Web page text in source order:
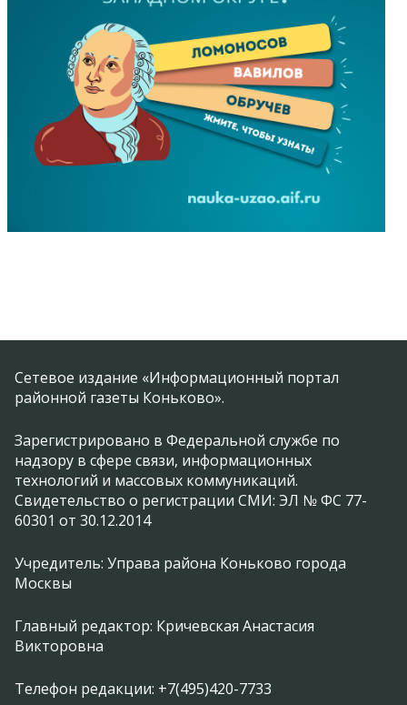
Сетевое издание «Информационный портал
районной газеты Коньково».
Зарегистрировано в Федеральной службе по
надзору в сфере связи, информационных
технологий и массовых коммуникаций.
Свидетельство о регистрации СМИ: ЭЛ № ФС 77-
60301 от 30.12.2014
Учредитель: Управа района Коньково города
Москвы
Главный редактор: Кричевская Анастасия
Викторовна
Телефон редакции: +7(495)420-7733